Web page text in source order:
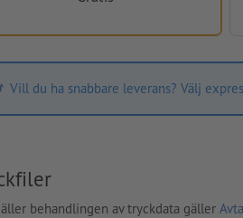
Vill du ha snabbare leverans? Välj
behandlingen av tryckdata gäller